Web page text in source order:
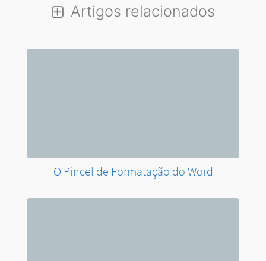
Artigos relacionados
O Pincel de Formatação do Word